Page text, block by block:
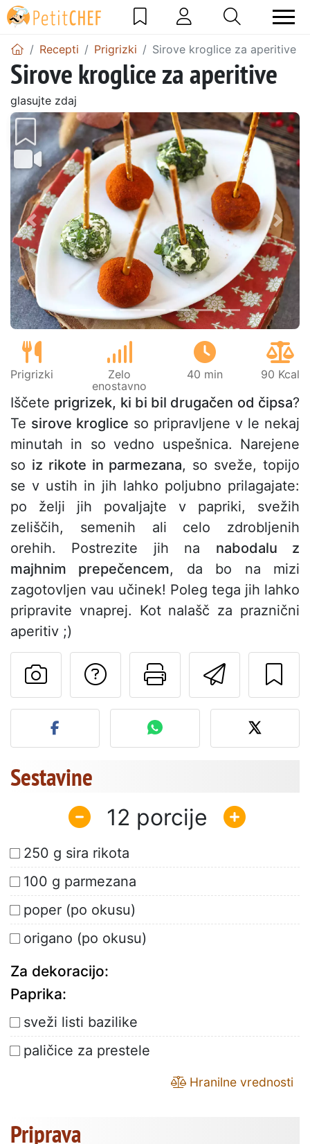
Recepti Prigrizki Sirove kroglice za aperitive
Sirove kroglice za aperitive
glasujte zdaj
Prejšnji
Prigrizki
Zelo
enostavno
40 min 90 Kcal
Iščete prigrizek, ki bi bil drugačen od čipsa?
Te sirove kroglice so pripravljene v le nekaj
minutah in so vedno uspešnica. Narejene
so iz rikote in parmezana, so sveže, topijo
se v ustih in jih lahko poljubno prilagajate:
po želji jih povaljajte v papriki, svežih
zeliščih, semenih ali celo zdrobljenih
orehih. Postrezite jih na nabodalu z
majhnim prepečencem, da bo na mizi
zagotovljen vau učinek! Poleg tega jih lahko
pripravite vnaprej. Kot nalašč za praznični
aperitiv ;)
Pošlji
Natisni to
Postavite
Objavite svojo fotografijo
Sestavine
12
250 g sira rikota
100 g parmezana
poper (po okusu)
origano (po okusu)
Za dekoracijo:
Paprika:
sveži listi bazilike
paličice za prestele
Hranilne vrednosti
Priprava